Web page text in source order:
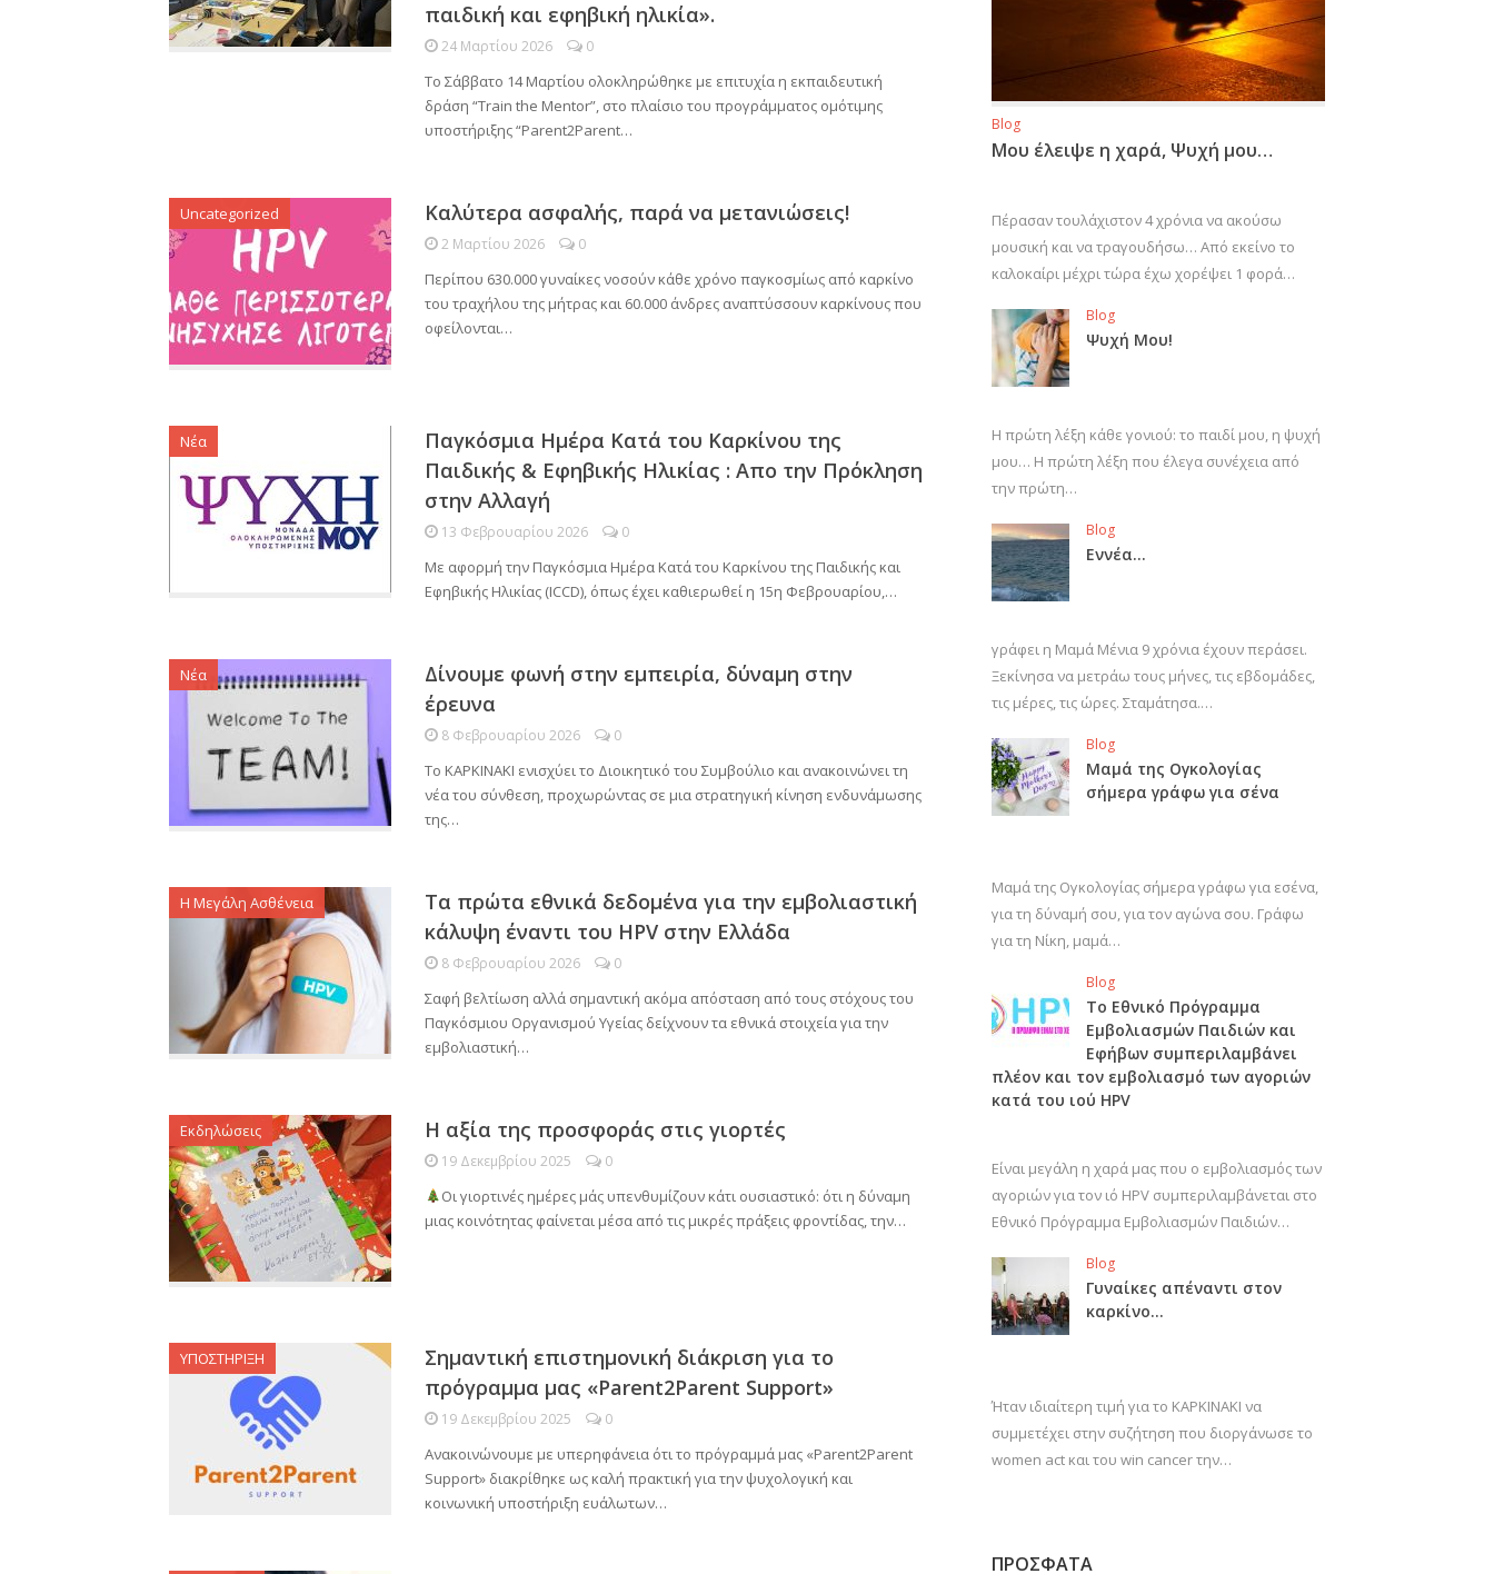
παιδική και εφηβική ηλικία».
24 Μαρτίου 2026 0
Το Σάββατο 14 Μαρτίου ολοκληρώθηκε με επιτυχία η εκπαιδευτική
δράση “Train the Mentor”, στο πλαίσιο του προγράμματος ομότιμης
υποστήριξης “Parent2Parent…
Uncategorized Καλύτερα ασφαλής, παρά να μετανιώσεις!
2 Μαρτίου 2026 0
Περίπου 630.000 γυναίκες νοσούν κάθε χρόνο παγκοσμίως από καρκίνο
του τραχήλου της μήτρας και 60.000 άνδρες αναπτύσσουν καρκίνους που
οφείλονται…
Νέα
Παγκόσμια Ημέρα Κατά του Καρκίνου της
Παιδικής & Εφηβικής Ηλικίας : Απο την Πρόκληση
στην Αλλαγή
13 Φεβρουαρίου 2026 0
Με αφορμή την Παγκόσμια Ημέρα Κατά του Καρκίνου της Παιδικής και
Εφηβικής Ηλικίας (ICCD), όπως έχει καθιερωθεί η 15η Φεβρουαρίου,…
Νέα
Δίνουμε φωνή στην εμπειρία, δύναμη στην
έρευνα
8 Φεβρουαρίου 2026 0
Το ΚΑΡΚΙΝΑΚΙ ενισχύει το Διοικητικό του Συμβούλιο και ανακοινώνει τη
νέα του σύνθεση, προχωρώντας σε μια στρατηγική κίνηση ενδυνάμωσης
της…
Η Μεγάλη Ασθένεια
Τα πρώτα εθνικά δεδομένα για την εμβολιαστική
κάλυψη έναντι του HPV στην Ελλάδα
8 Φεβρουαρίου 2026 0
Σαφή βελτίωση αλλά σημαντική ακόμα απόσταση από τους στόχους του
Παγκόσμιου Οργανισμού Υγείας δείχνουν τα εθνικά στοιχεία για την
εμβολιαστική…
Εκδηλώσεις Η αξία της προσφοράς στις γιορτές
19 Δεκεμβρίου 2025 0
Οι γιορτινές ημέρες μάς υπενθυμίζουν κάτι ουσιαστικό: ότι η δύναμη
μιας κοινότητας φαίνεται μέσα από τις μικρές πράξεις φροντίδας, την…
ΥΠΟΣΤΗΡΙΞΗ
Σημαντική επιστημονική διάκριση για το
πρόγραμμα μας «Parent2Parent Support»
19 Δεκεμβρίου 2025 0
Ανακοινώνουμε με υπερηφάνεια ότι το πρόγραμμά μας «Parent2Parent
Support» διακρίθηκε ως καλή πρακτική για την ψυχολογική και
κοινωνική υποστήριξη ευάλωτων…
Blog
Μου έλειψε η χαρά, Ψυχή μου…
Πέρασαν τουλάχιστον 4 χρόνια να ακούσω
μουσική και να τραγουδήσω… Από εκείνο το
καλοκαίρι μέχρι τώρα έχω χορέψει 1 φορά…
Blog
Ψυχή Μου!
Η πρώτη λέξη κάθε γονιού: το παιδί μου, η ψυχή
μου… Η πρώτη λέξη που έλεγα συνέχεια από
την πρώτη…
Blog
Εννέα…
γράφει η Μαμά Μένια 9 χρόνια έχουν περάσει.
Ξεκίνησα να μετράω τους μήνες, τις εβδομάδες,
τις μέρες, τις ώρες. Σταμάτησα.…
Blog
Μαμά της Ογκολογίας
σήμερα γράφω για σένα
Μαμά της Ογκολογίας σήμερα γράφω για εσένα,
για τη δύναμή σου, για τον αγώνα σου. Γράφω
για τη Νίκη, μαμά…
Blog
Το Εθνικό Πρόγραμμα
Εμβολιασμών Παιδιών και
Εφήβων συμπεριλαμβάνει
πλέον και τον εμβολιασμό των αγοριών
κατά του ιού HPV
Είναι μεγάλη η χαρά μας που ο εμβολιασμός των
αγοριών για τον ιό HPV συμπεριλαμβάνεται στο
Εθνικό Πρόγραμμα Εμβολιασμών Παιδιών…
Blog
Γυναίκες απέναντι στον
καρκίνο…
Ήταν ιδιαίτερη τιμή για το ΚΑΡΚΙΝΑΚΙ να
συμμετέχει στην συζήτηση που διοργάνωσε το
women act και του win cancer την…
ΠΡΟΣΦΑΤΑ